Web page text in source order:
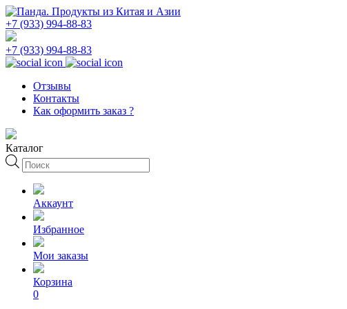
+7 (933) 994-88-83
+7 (933) 994-88-83
Отзывы
Контакты
Как оформить заказ ?
Каталог
Поиск
товаров
Аккаунт
Избранное
Мои заказы
Корзина
0